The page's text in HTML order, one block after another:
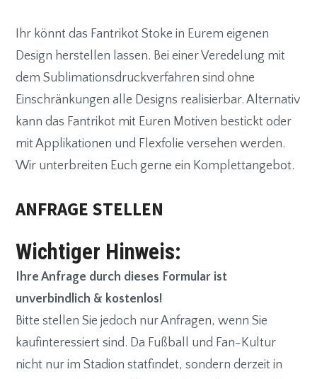
Ihr könnt das Fantrikot Stoke in Eurem eigenen
Design herstellen lassen. Bei einer Veredelung mit
dem Sublimationsdruckverfahren sind ohne
Einschränkungen alle Designs realisierbar. Alternativ
kann das Fantrikot mit Euren Motiven bestickt oder
mit Applikationen und Flexfolie versehen werden.
Wir unterbreiten Euch gerne ein Komplettangebot.
ANFRAGE STELLEN
Wichtiger Hinweis:
Ihre Anfrage durch dieses Formular ist
unverbindlich & kostenlos!
Bitte stellen Sie jedoch nur Anfragen, wenn Sie
kaufinteressiert sind. Da Fußball und Fan-Kultur
nicht nur im Stadion statfindet, sondern derzeit in